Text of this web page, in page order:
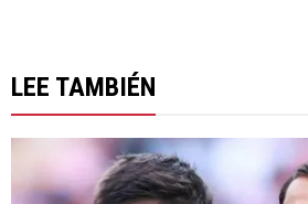
LEE TAMBIÉN